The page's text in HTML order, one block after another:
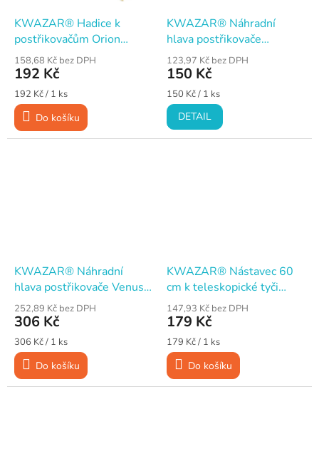
KWAZAR® Hadice k
postřikovačům Orion
Super, Růže, Slunečnice,
Gaia, 450 cm
158,68 Kč bez DPH
192 Kč
Měrná
cena:
192 Kč / 1 ks
Do košíku
KWAZAR® Náhradní
hlava postřikovače
Mercury Super 360°
123,97 Kč bez DPH
150 Kč
Měrná
cena:
150 Kč / 1 ks
DETAIL
KWAZAR® Náhradní
hlava postřikovače Venus
Super 360°
252,89 Kč bez DPH
306 Kč
Měrná
cena:
306 Kč / 1 ks
Do košíku
KWAZAR® Nástavec 60
cm k teleskopické tyči
Kwazar 1,2 m
147,93 Kč bez DPH
179 Kč
Měrná
cena:
179 Kč / 1 ks
Do košíku